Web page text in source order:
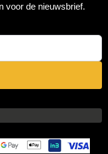
voor de nieuwsbrief.